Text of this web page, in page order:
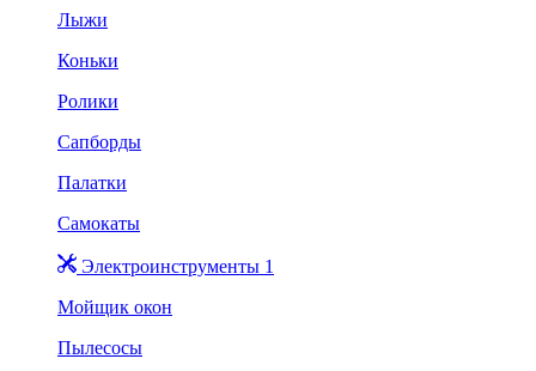
Лыжи
Коньки
Ролики
Сапборды
Палатки
Самокаты
Электроинструменты 1
Мойщик окон
Пылесосы